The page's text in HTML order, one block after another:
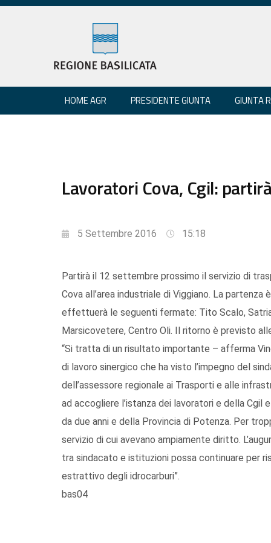
HOME AGR PRESIDENTE GIUNTA GIUNTA
Lavoratori Cova, Cgil:
5 Settembre 2016 15:18
Partirà il 12 settembre prossimo il servizio di
Cova all’area industriale di Viggiano. La
effettuerà le seguenti fermate: Tito Scalo,
Marsicovetere, Centro Oli. Il ritorno è previsto
“Si tratta di un risultato importante – afferma
di lavoro sinergico che ha visto l’impegno del
dell’assessore regionale ai Trasporti e alle
ad accogliere l’istanza dei lavoratori e della Cgil
da due anni e della Provincia di Potenza. Per
servizio di cui avevano ampiamente diritto.
tra sindacato e istituzioni possa continuare per
estrattivo degli idrocarburi”.
bas04